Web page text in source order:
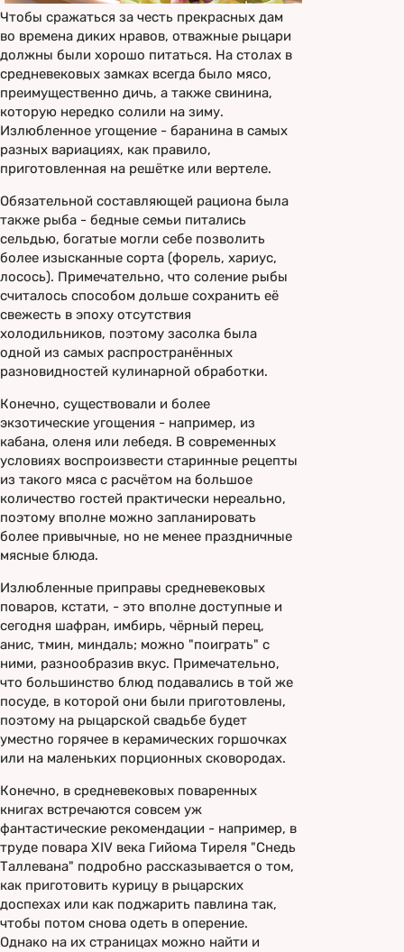
Чтобы сражаться за честь прекрасных дам
во времена диких нравов, отважные рыцари
должны были хорошо питаться. На столах в
средневековых замках всегда было мясо,
преимущественно дичь, а также свинина,
которую нередко солили на зиму.
Излюбленное угощение - баранина в самых
разных вариациях, как правило,
приготовленная на решётке или вертеле.
Обязательной составляющей рациона была
также рыба - бедные семьи питались
сельдью, богатые могли себе позволить
более изысканные сорта (форель, хариус,
лосось). Примечательно, что соление рыбы
считалось способом дольше сохранить её
свежесть в эпоху отсутствия
холодильников, поэтому засолка была
одной из самых распространённых
разновидностей кулинарной обработки.
Конечно, существовали и более
экзотические угощения - например, из
кабана, оленя или лебедя. В современных
условиях воспроизвести старинные рецепты
из такого мяса с расчётом на большое
количество гостей практически нереально,
поэтому вполне можно запланировать
более привычные, но не менее праздничные
мясные блюда.
Излюбленные приправы средневековых
поваров, кстати, - это вполне доступные и
сегодня шафран, имбирь, чёрный перец,
анис, тмин, миндаль; можно "поиграть" с
ними, разнообразив вкус. Примечательно,
что большинство блюд подавались в той же
посуде, в которой они были приготовлены,
поэтому на рыцарской свадьбе будет
уместно горячее в керамических горшочках
или на маленьких порционных сковородах.
Конечно, в средневековых поваренных
книгах встречаются совсем уж
фантастические рекомендации - например, в
труде повара XIV века Гийома Тиреля "Снедь
Таллевана" подробно рассказывается о том,
как приготовить курицу в рыцарских
доспехах или как поджарить павлина так,
чтобы потом снова одеть в оперение.
Однако на их страницах можно найти и